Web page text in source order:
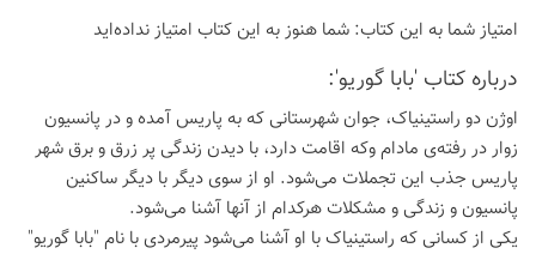
امتیاز شما به این كتاب: شما هنوز به این كتاب امتیاز نداده‌اید
درباره كتاب 'بابا گوریو':
اوژن دو راستینیاک، جوان شهرستانی که به پاریس آمده و در پانسیون
زوار در رفته‌ی مادام وکه اقامت دارد، با دیدن زندگی پر زرق و برق شهر
پاریس جذب این تجملات می‌شود. او از سوی دیگر با دیگر ساکنین
پانسیون و زندگی و مشکلات هرکدام از آنها آشنا می‌شود.
یکی از کسانی که راستینیاک با او آشنا می‌شود پیرمردی با نام "بابا گوریو"